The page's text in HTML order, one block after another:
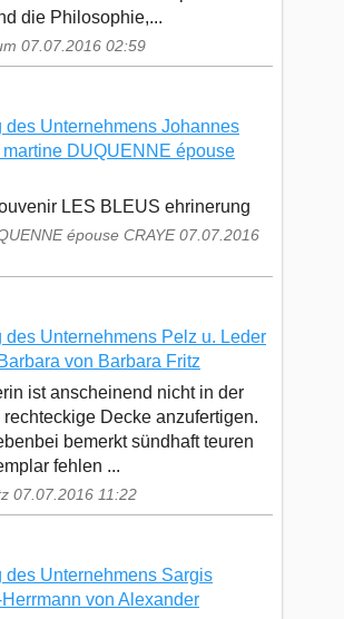
die Philosophie,...
07.07.2016 02:59
des Unternehmens Johannes
martine DUQUENNE épouse
LES BLEUS ehrinerung
épouse CRAYE 07.07.2016
des Unternehmens Pelz u. Leder
von Barbara Fritz
ist anscheinend nicht in der
rechteckige Decke anzufertigen.
bemerkt sündhaft teuren
fehlen ...
07.07.2016 11:22
des Unternehmens Sargis
von Alexander